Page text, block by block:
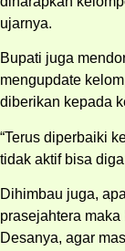
ujarnya.
Bupati juga
mengupdate
diberikan kepada
“Terus diperbaiki
tidak aktif bisa
Dihimbau juga,
prasejahtera
Desanya, agar